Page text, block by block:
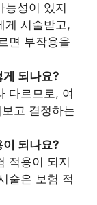
능성이 있지
게 시술받고,
면 부작용을
게 되나요?
다르므로, 여
고 결정하는
이 되나요?
적용이 되지
술은 보험 적